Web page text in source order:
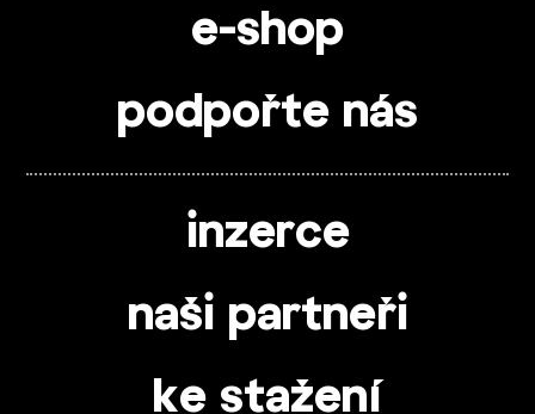
e-shop
podpořte nás
inzerce
naši partneři
ke stažení